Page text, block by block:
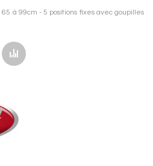
à 99cm - 5 positions fixes avec goupilles